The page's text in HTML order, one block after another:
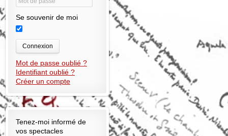
Se souvenir de moi
Connexion
Mot de passe oublié ?
Identifiant oublié ?
Créer un compte
Tenez-moi informé de
vos spectacles